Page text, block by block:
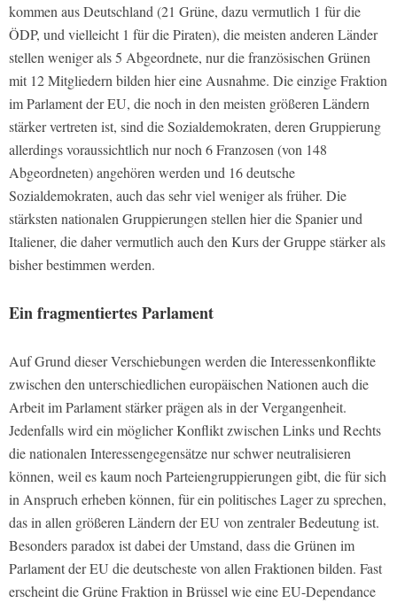
kommen aus Deutschland (21 Grüne, dazu vermutlich 1 für die
ÖDP, und vielleicht 1 für die Piraten), die meisten anderen Länder
stellen weniger als 5 Abgeordnete, nur die französischen Grünen
mit 12 Mitgliedern bilden hier eine Ausnahme. Die einzige Fraktion
im Parlament der EU, die noch in den meisten größeren Ländern
stärker vertreten ist, sind die Sozialdemokraten, deren Gruppierung
allerdings voraussichtlich nur noch 6 Franzosen (von 148
Abgeordneten) angehören werden und 16 deutsche
Sozialdemokraten, auch das sehr viel weniger als früher. Die
stärksten nationalen Gruppierungen stellen hier die Spanier und
Italiener, die daher vermutlich auch den Kurs der Gruppe stärker als
bisher bestimmen werden.
Ein fragmentiertes Parlament
Auf Grund dieser Verschiebungen werden die Interessenkonflikte
zwischen den unterschiedlichen europäischen Nationen auch die
Arbeit im Parlament stärker prägen als in der Vergangenheit.
Jedenfalls wird ein möglicher Konflikt zwischen Links und Rechts
die nationalen Interessengegensätze nur schwer neutralisieren
können, weil es kaum noch Parteiengruppierungen gibt, die für sich
in Anspruch erheben können, für ein politisches Lager zu sprechen,
das in allen größeren Ländern der EU von zentraler Bedeutung ist.
Besonders paradox ist dabei der Umstand, dass die Grünen im
Parlament der EU die deutscheste von allen Fraktionen bilden. Fast
erscheint die Grüne Fraktion in Brüssel wie eine EU-Dependance